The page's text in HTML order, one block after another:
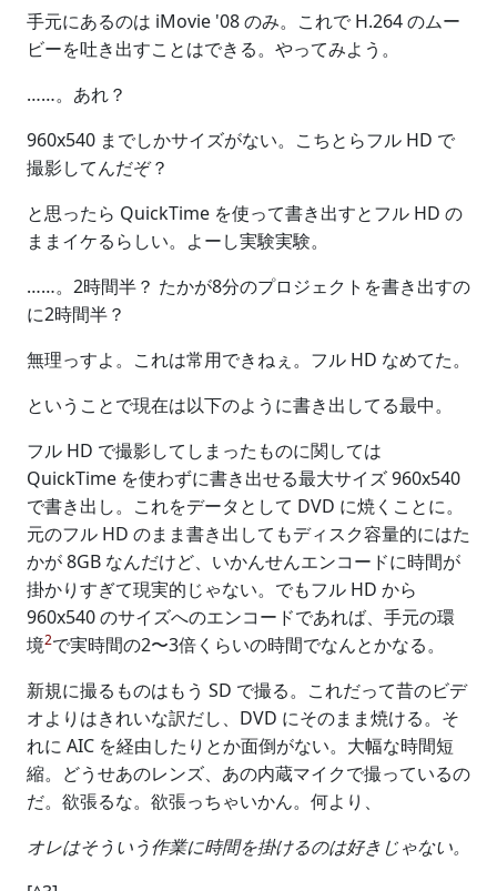
手元にあるのは iMovie '08 のみ。これで H.264 のムー
ビーを吐き出すことはできる。やってみよう。
……。あれ？
960x540 までしかサイズがない。こちとらフル HD で
撮影してんだぞ？
と思ったら QuickTime を使って書き出すとフル HD の
ままイケるらしい。よーし実験実験。
……。2時間半？ たかが8分のプロジェクトを書き出すの
に2時間半？
無理っすよ。これは常用できねぇ。フル HD なめてた。
ということで現在は以下のように書き出してる最中。
フル HD で撮影してしまったものに関しては
QuickTime を使わずに書き出せる最大サイズ 960x540
で書き出し。これをデータとして DVD に焼くことに。
元のフル HD のまま書き出してもディスク容量的にはた
かが 8GB なんだけど、いかんせんエンコードに時間が
掛かりすぎて現実的じゃない。でもフル HD から
960x540 のサイズへのエンコードであれば、手元の環
境2で実時間の2〜3倍くらいの時間でなんとかなる。
新規に撮るものはもう SD で撮る。これだって昔のビデ
オよりはきれいな訳だし、DVD にそのまま焼ける。そ
れに AIC を経由したりとか面倒がない。大幅な時間短
縮。どうせあのレンズ、あの内蔵マイクで撮っているの
だ。欲張るな。欲張っちゃいかん。何より、
オレはそういう作業に時間を掛けるのは好きじゃない。